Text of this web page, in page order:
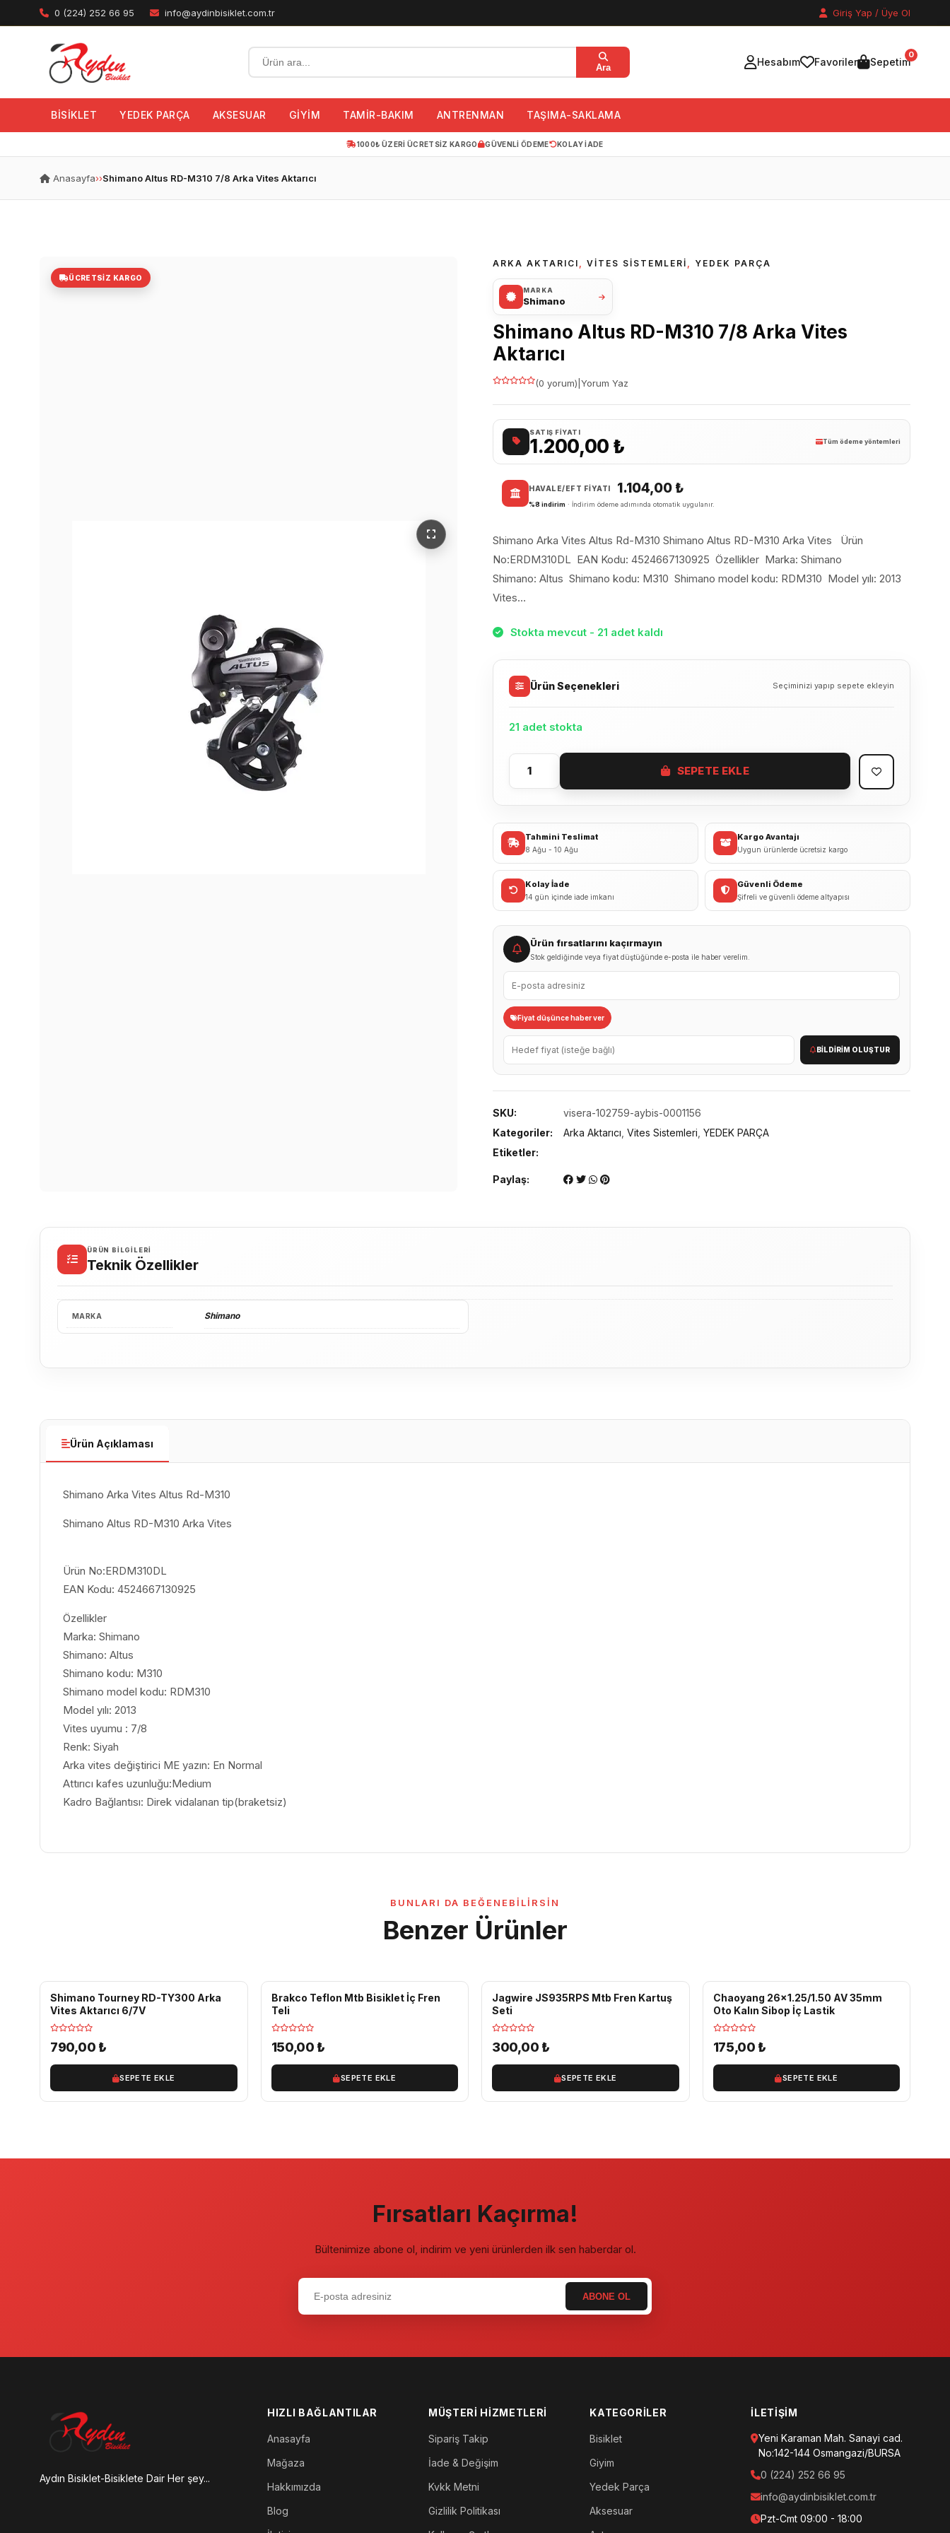
0 (224) 252 66 95 info@aydinbisiklet.com.tr Giriş Yap / Üye Ol
Ara Hesabım Favoriler Sepetim
0
BİSİKLET YEDEK PARÇA AKSESUAR GİYİM TAMİR-BAKIM ANTRENMAN TAŞIMA-SAKLAMA
1000₺ ÜZERI ÜCRETSIZ KARGO GÜVENLI ÖDEME KOLAY IADE
Anasayfa››Shimano Altus RD-M310 7/8 Arka Vites Aktarıcı
ÜCRETSIZ KARGO
ARKA AKTARICI VITES SISTEMLERI YEDEK PARÇA
MARKA
Shimano
Shimano Altus RD-M310 7/8 Arka Vites
Aktarıcı
(0 yorum) Yorum Yaz
SATIŞ FIYATI
1.200,00 ₺ Tüm ödeme yöntemleri
HAVALE/EFT FIYATI 1.104,00 ₺
%8 indirim · İndirim ödeme adımında otomatik uygulanır.
Shimano Arka Vites Altus Rd-M310 Shimano Altus RD-M310 Arka Vites Ürün
No:ERDM310DL EAN Kodu: 4524667130925 Özellikler Marka: Shimano
Shimano: Altus Shimano kodu: M310 Shimano model kodu: RDM310 Model yılı: 2013
Vites…
Stokta mevcut - 21 adet kaldı
Ürün Seçenekleri Seçiminizi yapıp sepete ekleyin
21 adet stokta
Shimano
M310
7/8
Arka
Vites
Aktarıcı
adet
SEPETE EKLE
Tahmini Teslimat
8 Ağu - 10 Ağu
Kargo Avantajı
Uygun ürünlerde ücretsiz kargo
Kolay İade
14 gün içinde iade imkanı
Güvenli Ödeme
Şifreli ve güvenli ödeme altyapısı
Ürün fırsatlarını kaçırmayın
Stok geldiğinde veya fiyat düştüğünde e-posta ile haber verelim.
Fiyat düşünce haber ver
BILDIRIM OLUŞTUR
SKU:
visera-102759-aybis-0001156
Kategoriler:
Arka Aktarıcı Vites Sistemleri YEDEK PARÇA
Etiketler:
Paylaş:
ÜRÜN BILGILERI
Teknik Özellikler
MARKA Shimano
Ürün Açıklaması
Shimano Arka Vites Altus Rd-M310
Shimano Altus RD-M310 Arka Vites
Ürün No:ERDM310DL
EAN Kodu: 4524667130925
Özellikler
Marka: Shimano
Shimano: Altus
Shimano kodu: M310
Shimano model kodu: RDM310
Model yılı: 2013
Vites uyumu : 7/8
Renk: Siyah
Arka vites değiştirici ME yazın: En Normal
Attırıcı kafes uzunluğu:Medium
Kadro Bağlantısı: Direk vidalanan tip(braketsiz)
BUNLARI DA BEĞENEBILIRSIN
Benzer Ürünler
Shimano Tourney RD-TY300 Arka
Vites Aktarıcı 6/7V
790,00 ₺
SEPETE EKLE
Brakco Teflon Mtb Bisiklet İç Fren
Teli
150,00 ₺
SEPETE EKLE
Jagwire JS935RPS Mtb Fren Kartuş
Seti
300,00 ₺
SEPETE EKLE
Chaoyang 26x1.25/1.50 AV 35mm
Oto Kalın Sibop İç Lastik
175,00 ₺
SEPETE EKLE
Fırsatları Kaçırma!
Bültenimize abone ol, indirim ve yeni ürünlerden ilk sen haberdar ol.
ABONE OL
Aydın Bisiklet-Bisiklete Dair Her şey...
HIZLI BAĞLANTILAR
Anasayfa
Mağaza
Hakkımızda
Blog
MÜŞTERI HIZMETLERI
Sipariş Takip
İade & Değişim
Kvkk Metni
Gizlilik Politikası
KATEGORILER
Bisiklet
Giyim
Yedek Parça
Aksesuar
İLETIŞIM
Yeni Karaman Mah. Sanayi cad.
No:142-144 Osmangazi/BURSA
0 (224) 252 66 95
info@aydinbisiklet.com.tr
Pzt-Cmt 09:00 - 18:00